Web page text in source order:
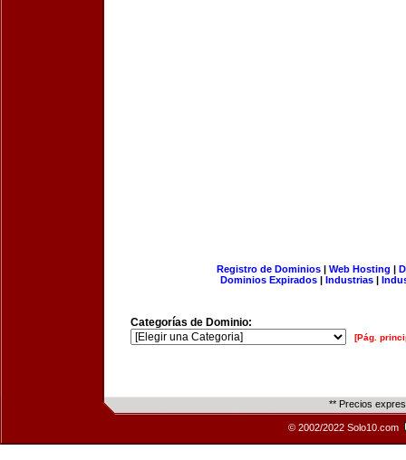
Registro de Dominios| Web Hosting |
Dominios Expirados | Industrias |
Categorías de Dominio:
[Pág.
** Precios
© 2002/2022 Solo10.com